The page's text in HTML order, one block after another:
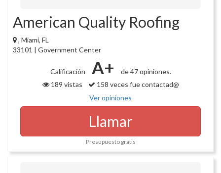
American Quality Roofing
, Miami, FL
33101 | Government Center
Calificación A+
de 47 opiniones.
189 vistas
158 veces fue contactad@
Ver opiniones
Llamar
Presupuesto gratis